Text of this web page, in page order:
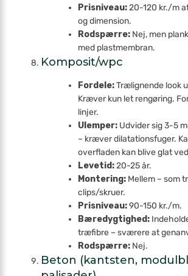
Prisniveau:20-120 kr./m
og dimension.
Rodspærre: Nej, men
med plastmembran.
Komposit/wpc
Fordele:Trælignende look
Kræver kun let rengøring.
linjer.
Ulemper: Udvider sig 3-5
– kræver dilatations­fuger.
overfladen kan blive glat
Levetid:20-25 år.
Montering: Mellem – som
clips/skruer.
Prisniveau:90-150 kr./m.
Bæredygtighed:
træfibre – sværere at
Rodspærre: Nej.
Beton (kantsten,